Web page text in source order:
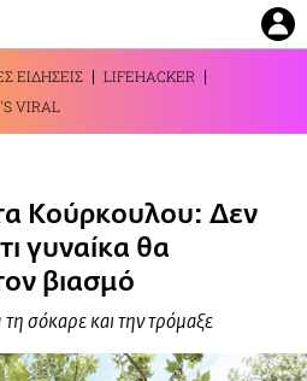
ΕΙΔΗΣΕΙΣ
LIFEHACKER
VIRAL
Κούρκουλου: Δεν
γυναίκα θα
βιασμό
σόκαρε και την τρόμαξε